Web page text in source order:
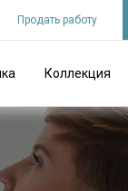
Продать работу
Коллекция